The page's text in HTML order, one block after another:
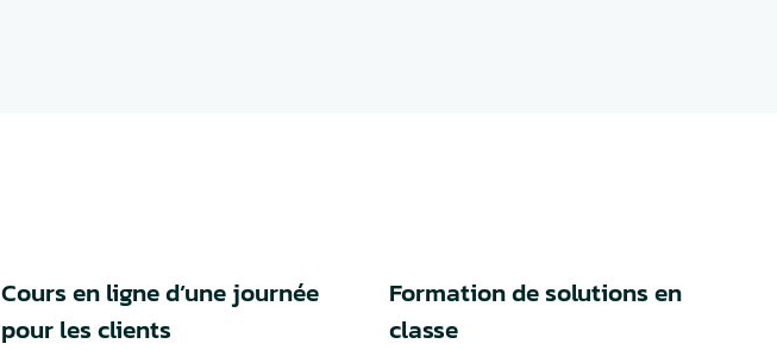
Cours en ligne d’une journée
pour les clients
Formation de solutions en
classe